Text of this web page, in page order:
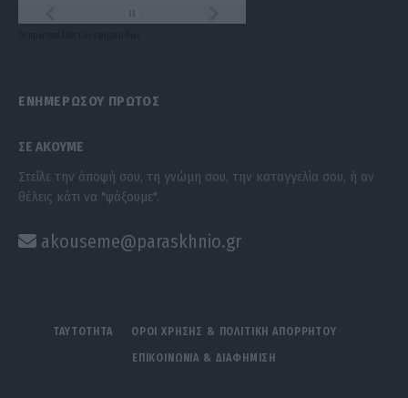
ΕΝΗΜΕΡΩΣΟΥ ΠΡΩΤΟΣ
ΣΕ ΑΚΟΥΜΕ
Στείλε την άποψή σου, τη γνώμη σου, την καταγγελία σου, ή αν
θέλεις κάτι να "ψάξουμε".
akouseme@paraskhnio.gr
ΤΑΥΤΟΤΗΤΑ ΟΡΟΙ ΧΡΗΣΗΣ & ΠΟΛΙΤΙΚΗ ΑΠΟΡΡΗΤΟΥ
ΕΠΙΚΟΙΝΩΝΙΑ & ΔΙΑΦΗΜΙΣΗ